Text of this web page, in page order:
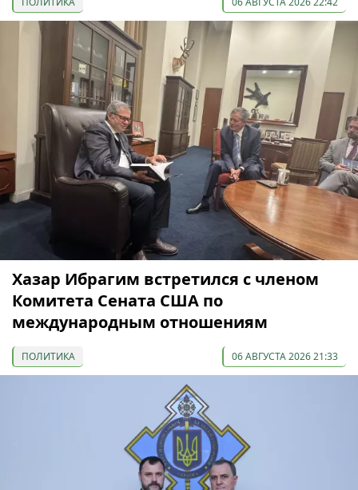
Хазар Ибрагим встретился с членом
Комитета Сената США по
международным отношениям
ПОЛИТИКА 06 АВГУСТА 2026 21:33